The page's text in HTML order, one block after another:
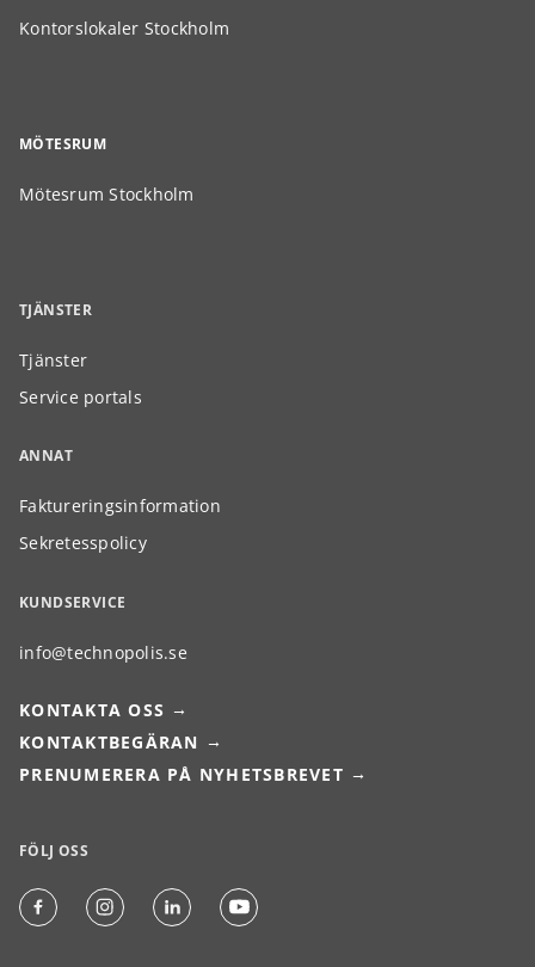
Kontorslokaler Stockholm
MÖTESRUM
Mötesrum Stockholm
TJÄNSTER
Tjänster
Service portals
ANNAT
Faktureringsinformation
Sekretesspolicy
KUNDSERVICE
info@technopolis.se
KONTAKTA OSS
KONTAKTBEGÄRAN
PRENUMERERA PÅ NYHETSBREVET
FÖLJ OSS